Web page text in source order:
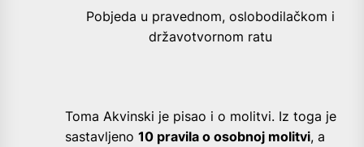
Pobjeda u pravednom, oslobodilačkom i
državotvornom ratu
Toma Akvinski je pisao i o molitvi. Iz toga je
sastavljeno 10 pravila o osobnoj molitvi, a